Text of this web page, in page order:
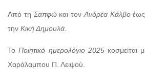
Από τη Σαπφώκαι τον Ανδρέα Κάλβοέως
την Κική Δημουλά
ΤοΠοιητικό ημερολόγιο 2025κοσμείται
Χαράλαμπου Π. Λειψού.